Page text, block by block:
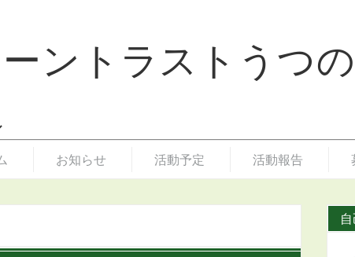
ントラストうつ
お知らせ 活動予定 活動報告